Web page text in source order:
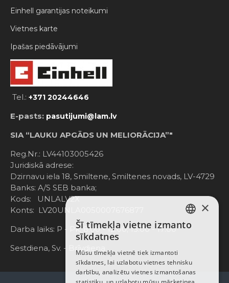
Einhell garantijas noteikumi
Vietnes karte
Ipašas piedāvājumi
Tel.: +371 20244646
E-pasts: pasutijumi@lam.lv
SIA “LAUKU APGĀDS UN MELIORĀCIJA”"
Reg.Nr.: LV44103005426
Juridiskā adrese:
Dzirnavu iela 18, Smiltene, Smiltenes novads, LV-4729
Banks: A/S SEB banka;
Kods: UNLALV2X
Konts: LV20UNLA0050007676877
Darba laiks: P - Pk. 8:00 - 12:00; 13:00 - 17:00
Sestdiena, Sv. - Brīvdiena
LATVIAN
ENGLISH
×
Šī tīmekļa vietne izmanto
sīkdatnes
Mūsu tīmekļa vietnē tiek izmantoti
sīkdatnes, lai uzlabotu vietnes tehnisku
darbību, analizētu vietnes izmantošanas